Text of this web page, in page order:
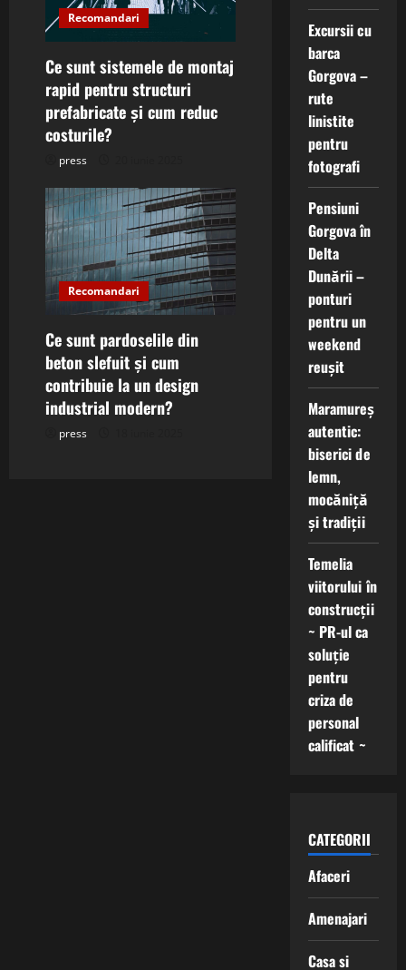
Recomandari
Ce sunt sistemele de montaj
rapid pentru structuri
prefabricate și cum reduc
costurile?
press
Recomandari
Ce sunt pardoselile din
beton slefuit și cum
contribuie la un design
industrial modern?
press
Excursii cu
barca
Gorgova –
rute
linistite
pentru
fotografi
Pensiuni
Gorgova în
Delta
Dunării –
ponturi
pentru un
weekend
reușit
Maramureș
autentic:
biserici de
lemn,
mocăniță
și tradiții
Temelia
viitorului în
construcții
~ PR-ul ca
soluție
pentru
criza de
personal
calificat ~
CATEGORII
Afaceri
Amenajari
Casa si